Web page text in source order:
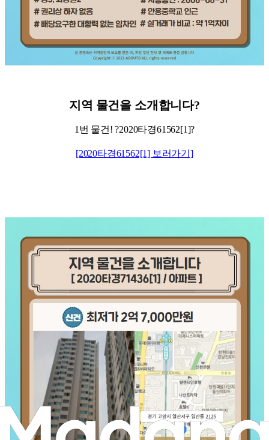
지역 물건을 소개합니다?
1번 물건! ?2020타경61562[1]?
[2020타경61562[1] 보러가기]